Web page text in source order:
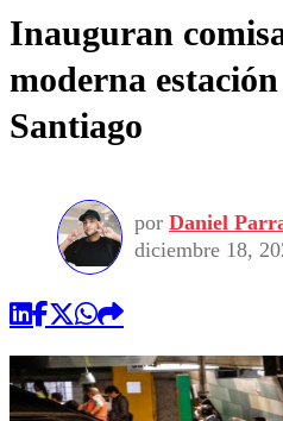
Inauguran
moderna
Santiago
por Daniel
diciembre 18,